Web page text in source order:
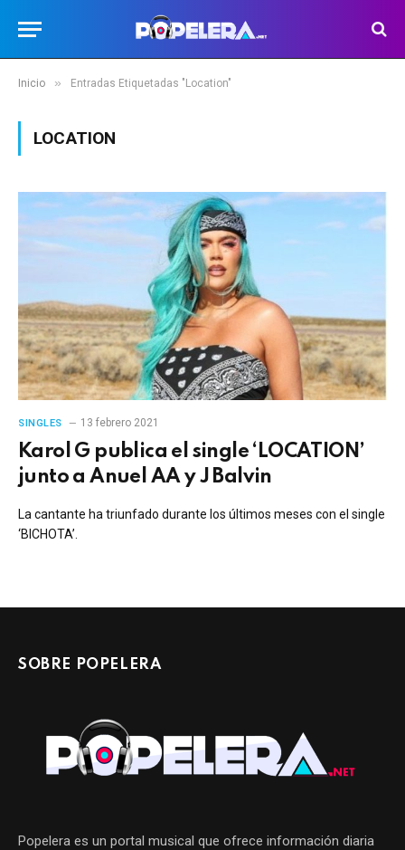
Inicio » Entradas Etiquetadas "Location"
LOCATION
SINGLES 13 febrero 2021
Karol G publica el single ‘LOCATION’
junto a Anuel AA y J Balvin
La cantante ha triunfado durante los últimos meses con el single
‘BICHOTA’.
SOBRE POPELERA
Popelera es un portal musical que ofrece información diaria